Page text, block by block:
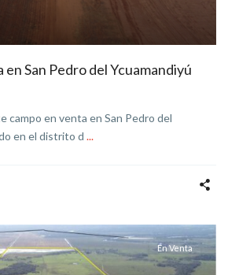
en San Pedro del Ycuamandiyú
campo en venta en San Pedro del
en el distrito d ...
En Venta